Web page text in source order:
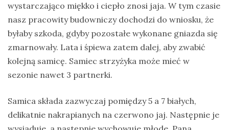
wystarczająco miękko i ciepło znosi jaja. W tym czasie
nasz pracowity budowniczy dochodzi do wniosku, że
byłaby szkoda, gdyby pozostałe wykonane gniazda się
zmarnowały. Lata i śpiewa zatem dalej, aby zwabić
kolejną samicę. Samiec strzyżyka może mieć w
sezonie nawet 3 partnerki.
Samica składa zazwyczaj pomiędzy 5 a 7 białych,
delikatnie nakrapianych na czerwono jaj. Następnie je